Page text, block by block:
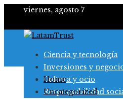
viernes, agosto 7
Ciencia y tecnología
Inversiones y
Cultura y ocio
Responsabilidad
Home
Uncategorized